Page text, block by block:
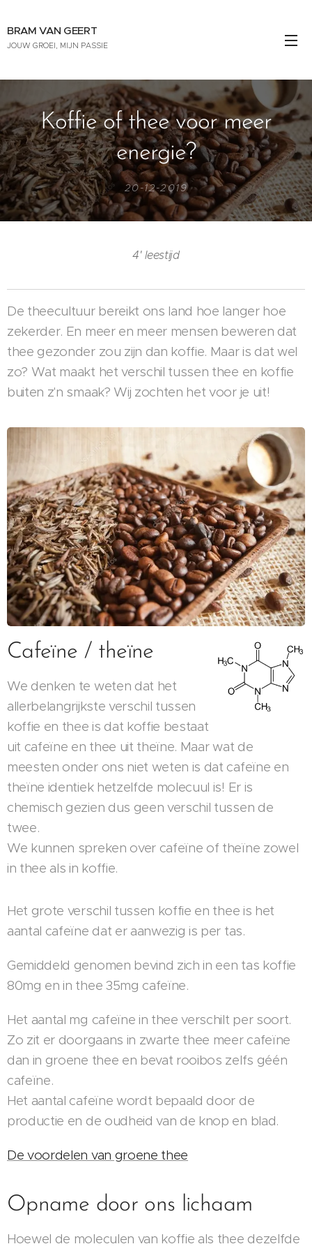
BRAM VAN GEERT
JOUW GROEI, MIJN PASSIE
Koffie of thee voor meer
energie?
20-12-2019
4' leestijd
De theecultuur bereikt ons land hoe langer hoe
zekerder. En meer en meer mensen beweren dat
thee gezonder zou zijn dan koffie. Maar is dat wel
zo? Wat maakt het verschil tussen thee en koffie
buiten z'n smaak? Wij zochten het voor je uit!
Cafeïne / theïne
We denken te weten dat het
allerbelangrijkste verschil tussen
koffie en thee is dat koffie bestaat
uit cafeïne en thee uit theïne. Maar wat de
meesten onder ons niet weten is dat cafeïne en
theïne identiek hetzelfde molecuul is! Er is
chemisch gezien dus geen verschil tussen de
twee.
We kunnen spreken over cafeïne of theïne zowel
in thee als in koffie.
Het grote verschil tussen koffie en thee is het
aantal cafeïne dat er aanwezig is per tas.
Gemiddeld genomen bevind zich in een tas koffie
80mg en in thee 35mg cafeïne.
Het aantal mg cafeïne in thee verschilt per soort.
Zo zit er doorgaans in zwarte thee meer cafeïne
dan in groene thee en bevat rooibos zelfs géén
cafeïne.
Het aantal cafeïne wordt bepaald door de
productie en de oudheid van de knop en blad.
De voordelen van groene thee
Opname door ons lichaam
Hoewel de moleculen van koffie als thee dezelfde